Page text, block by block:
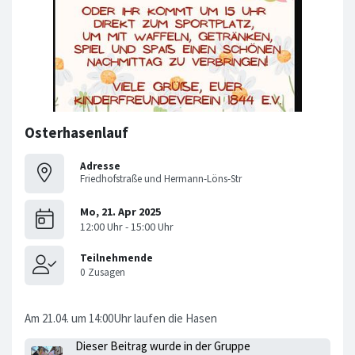
Osterhasenlauf
Adresse
Friedhofstraße und Hermann-Löns-Str
Am 21.04. um 14:00Uhr laufen die Hasen
Dieser Beitrag wurde in der Gruppe